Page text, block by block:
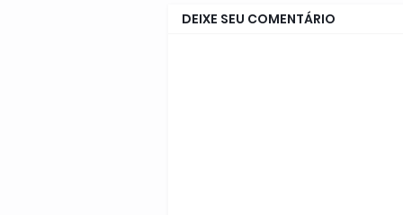
DEIXE SEU COMENTÁRIO